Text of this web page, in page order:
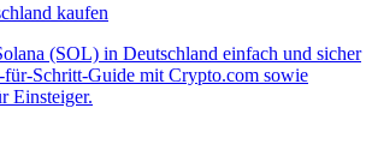
kaufen
(SOL) in Deutschland einfach und sicher
Schritt-Guide mit Crypto.com sowie
Einsteiger.